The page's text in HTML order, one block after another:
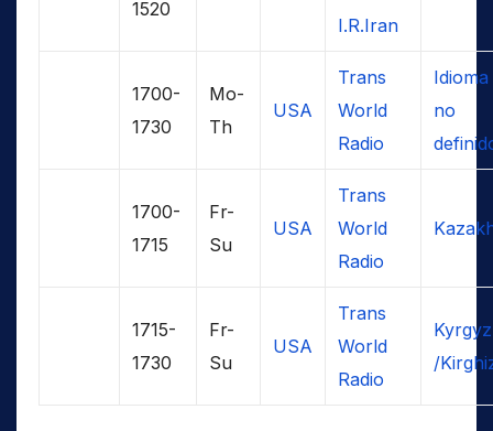
1520
I.R.Iran
1700-
1730
Mo-
Th
USA
Trans
World
Radio
Idioma
no
1700-
1715
Fr-
Su
USA
Trans
World
Radio
1715-
1730
Fr-
Su
USA
Trans
World
Radio
Kyrgyz
/